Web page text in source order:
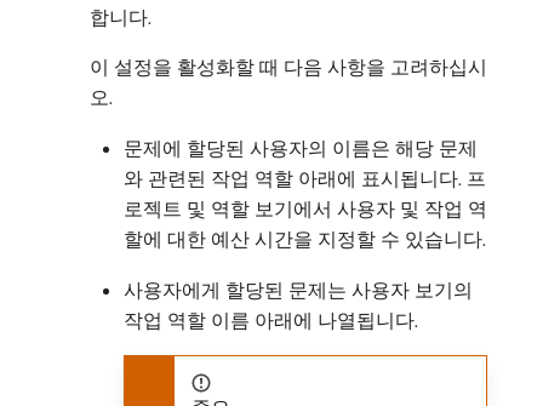
합니다.
이 설정을 활성화할 때 다음 사항을 고려하십시
오.
문제에 할당된 사용자의 이름은 해당 문제
와 관련된 작업 역할 아래에 표시됩니다. 프
로젝트 및 역할 보기에서 사용자 및 작업 역
할에 대한 예산 시간을 지정할 수 있습니다.
사용자에게 할당된 문제는 사용자 보기의
작업 역할 이름 아래에 나열됩니다.